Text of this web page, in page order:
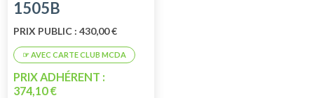
1505B
PRIX PUBLIC : 430,00 €
PRIX ADHÉRENT :
374,10 €